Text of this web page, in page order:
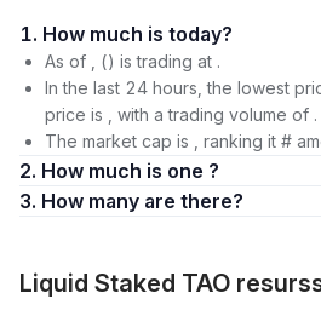
1. How much is today?
As of , () is trading at .
In the last 24 hours, the lowest
price is , with a trading volume of .
The market cap is , ranking it #
2. How much is one ?
3. How many are there?
Liquid Staked TAO